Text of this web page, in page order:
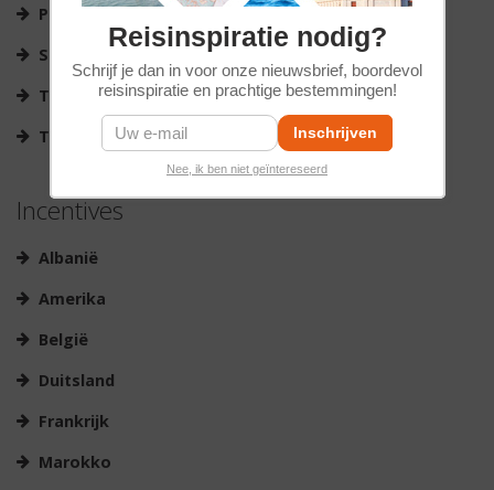
Portugal
Spanje
Tsjechië
Turkije
Incentives
Albanië
Amerika
België
Duitsland
Frankrijk
Marokko
Reisinspiratie nodig?
Schrijf je dan in voor onze nieuwsbrief, boordevol
reisinspiratie en prachtige bestemmingen!
Nee, ik ben niet geïntereseerd